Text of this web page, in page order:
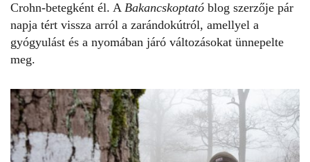
Crohn-betegként él. A Bakancskoptató blog szerzője pár
napja tért vissza arról a zarándokútról, amellyel a
gyógyulást és a nyomában járó változásokat ünnepelte
meg.